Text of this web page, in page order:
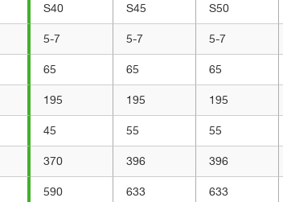
S40 S45 S50
5-7 5-7 5-7
65 65 65
195 195 195
45 55 55
370 396 396
590 633 633